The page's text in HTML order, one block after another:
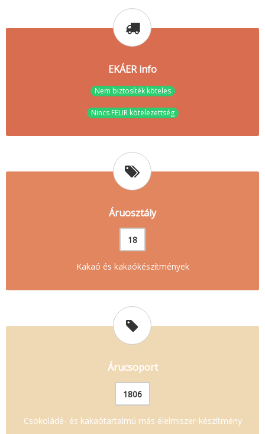
EKÁER info
Nem biztosíték köteles
Nincs FELIR kötelezettség
Áruosztály
18
Kakaó és kakaókészítmények
Árucsoport
1806
Csokoládé- és kakaótartalmú más élelmiszer-készítmény